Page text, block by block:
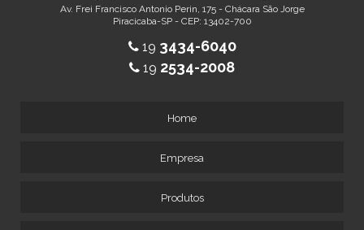
Av. Frei Francisco Antonio Perin, 175 - Chácara São Jorge
Piracicaba-SP - CEP: 13402-700
19 3434-6040
19 2534-2008
Home
Empresa
Produtos